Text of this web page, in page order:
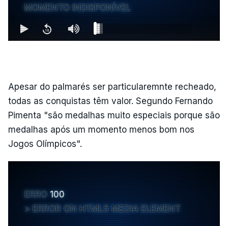
MOMENTO INDISPONÍVEL
Apesar do palmarés ser particularemnte recheado,
todas as conquistas têm valor. Segundo Fernando
Pimenta "são medalhas muito especiais porque são
medalhas após um momento menos bom nos
Jogos Olímpicos".
ERRO 100
ERROR ON HTML5 MEDIA ELEMENT